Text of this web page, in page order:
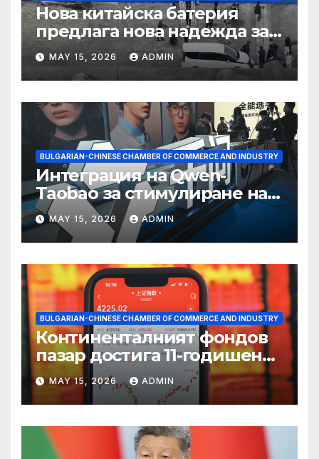
Нова китайска батерия
предлага нова надежда за
съхранение на водород
MAY 15, 2026 ADMIN
BULGARIAN-CHINESE CHAMBER OF COMMERCE AND INDUSTRY
Интеграция на Qwen-
Taobao за стимулиране на
пазаруването 618
MAY 15, 2026 ADMIN
BULGARIAN-CHINESE CHAMBER OF COMMERCE AND INDUSTRY
Континенталният фондов
пазар достига 11-годишен
връх
MAY 15, 2026 ADMIN